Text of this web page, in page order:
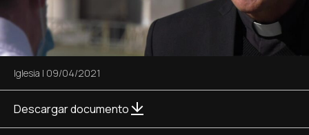
Iglesia | 09/04/2021
Descargar documento